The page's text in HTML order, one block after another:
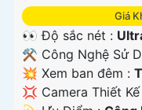
Giá
👀 Độ sắc nét :
⚒ Công Nghệ Sử
💥 Xem ban đêm :
💢 Camera Thiết